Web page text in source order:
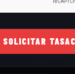
SOLICITAR